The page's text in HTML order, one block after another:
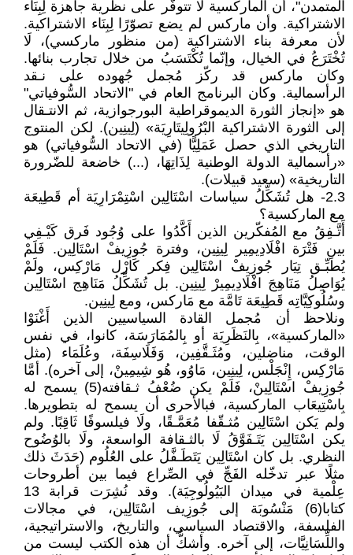
المتمدن"، أن الماركسية لَا تتوفّر على نظرية جاهزة لِبِنَاء
الاشتراكية. وأن ماركس لم يضع تصوّرًا لِبِنَاء الاشتراكية.
لأن معرفة بناء الاشتراكية (من منظور ماركسي)، لَا
تُخْتَرَعُ في الخيال، وإنّما تُكْتَسَبُ من خلال تجارب بنائها.
وكان ماركس قد ركّز مُجمل جُهوده على نـقد
الرأسمالية. وكان البرنامج العام في "الاتحاد السُّوفياتي"
هو «إنجاز الثورة الديموقراطية البورجوازية، ثم الانتـقال
إلى الثورة الاشتراكية البْرُولِيتَارِيَة» (لِينِين). لكن المنتوج
التاريخي الذي حصل عَمَلِيًّا (في الاتحاد السُّوفياتي) هو
«رأسمالية الدولة الوطنية لِذَاتِهَا، (...) خاضعة للضّرورة
التاريخية» (سعيد قبيلات).
2.3- هل تُشَكِّلُ سياسات اسْتَالِين اسْتِمْرَارِيَة أم قَطِيعَة
مع الماركسية؟
أَتَّـفِقُ مع المُفكّرين الذين أَكَّدُوا على وُجُود فَرق كَيْـفِي
بين فَتْرَة افْلَادِيمِير لِينِين، وفترة جُوزِيفْ اسْتَالِين. فَلَمْ
يُطَبِّـق تِيَار جُوزِيفْ اسْتَالِين فِكر كَارْل مَارْكِس، ولَمْ
يُوَاصِلُ مَنَاهِجَ افْلَادِيمِيرْ لِينِين. بل تُشَكِّلُ مَنَاهِج اسْتَالِين
وسُلُوكِيَّاتِه قَطِيعَة تَامَّة مع مَاركس، ومع لِينِين.
ونلاحظ أن مُجمل القادة السياسيين الذين أَغْنَوْا
«الماركسية»، بِالنَظَرِيَة أو بِالمُمَارَسَة، كانوا، في نفس
الوقت، مناضلين، ومُثَـقَّفِين، وَفَلَاسِفَة، وعُلَمَاء (مثل
مَارْكِس، إِنْجَلْس، لِينِين، مَاوُو، هُو شِيمِينْ، إلى آخره). أمَّا
جُوزِيفْ اسْتَالِينْ، فَلَمْ يكن ضُعْفُ ثـقافته(5) يسمح له
بِاسْتِيعَاب الماركسية، فبالأحرى أن يسمح له بتطويرها.
ولم يَكن اسْتَالِين مُثـقّفا مُعَمَّـقًا، ولَا فيلسوفًا ثَاقِبًا. ولم
يكن اسْتَالِين يَتَـفَوَّقُ لَا بالثـقافة الواسعة، ولَا بالوُضُوح
النظري. بل كان اسْتَالِين يَتَطَـفَّلُ على العُلُوم (حَدَثَ ذلك
مثلًا عبر تدخّله الفَجِّ في الصِّراع فيما بين أطروحات
عِلْمية في ميدان البَيُولُوجِيَة). وقد نُشِرَت قرابة 13
كتابا(6) مَنْسُوبَة إلى جُوزِيف اسْتَالِين، في مجالات
الفلسفة، والاقتصاد السياسي، والتاريخ، والاستراتيجية،
واللِّسَانِيَّات، إلى آخره. وأشكُّ أن هذه الكتب ليست من